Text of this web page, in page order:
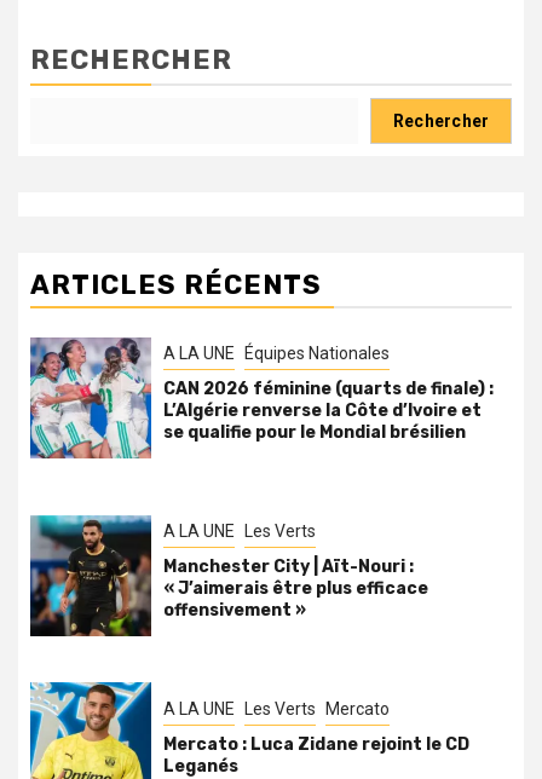
RECHERCHER
Rechercher
ARTICLES RÉCENTS
A LA UNE Équipes Nationales
CAN 2026 féminine (quarts de finale) :
L’Algérie renverse la Côte d’Ivoire et
se qualifie pour le Mondial brésilien
A LA UNE Les Verts
Manchester City | Aït-Nouri :
« J’aimerais être plus efficace
offensivement »
A LA UNE Les Verts Mercato
Mercato : Luca Zidane rejoint le CD
Leganés